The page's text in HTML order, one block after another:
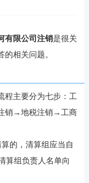
有限公司注销是很关
相关问题。
程主要分为七步：工
销→地税注销→工商
的，清算组应当自
算组负责人名单向